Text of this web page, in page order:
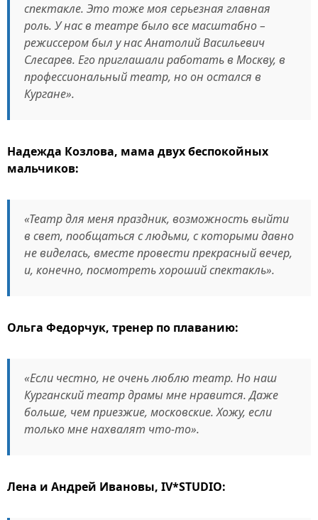
спектакле. Это тоже моя серьезная главная
роль. У нас в театре было все масштабно –
режиссером был у нас Анатолий Васильевич
Слесарев. Его приглашали работать в Москву, в
профессиональный театр, но он остался в
Кургане».
Надежда Козлова, мама двух беспокойных
мальчиков:
«Театр для меня праздник, возможность выйти
в свет, пообщаться с людьми, с которыми давно
не виделась, вместе провести прекрасный вечер,
и, конечно, посмотреть хороший спектакль».
Ольга Федорчук, тренер по плаванию:
«Если честно, не очень люблю театр. Но наш
Курганский театр драмы мне нравится. Даже
больше, чем приезжие, московские. Хожу, если
только мне нахвалят что-то».
Лена и Андрей Ивановы, IV*STUDIO: